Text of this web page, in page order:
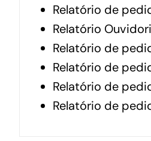
Relatório de
Relatório
Relatório de
Relatório de
Relatório de
Relatório de